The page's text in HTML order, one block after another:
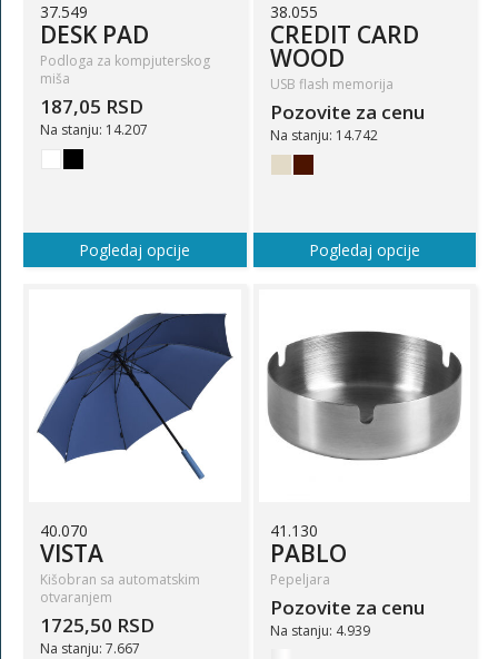
37.549
DESK PAD
Podloga za kompjuterskog
miša
187,05 RSD
Na stanju: 14.207
Pogledaj opcije
38.055
CREDIT CARD
WOOD
USB flash memorija
Pozovite za cenu
Na stanju: 14.742
Pogledaj opcije
40.070
VISTA
Kišobran sa automatskim
otvaranjem
1725,50 RSD
Na stanju: 7.667
41.130
PABLO
Pepeljara
Pozovite za cenu
Na stanju: 4.939